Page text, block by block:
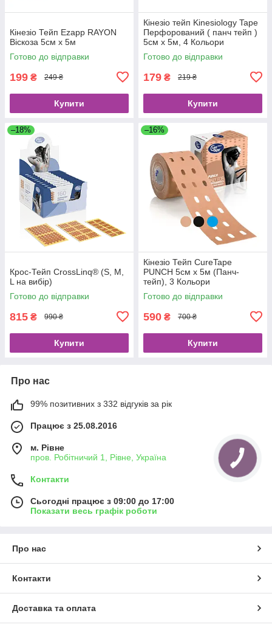
Кінезіо Тейп Ezapp RAYON
Віскоза 5см х 5м
Готово до відправки
199 ₴ 249 ₴
Купити
Кінезіо тейп Kinesiology Tape
Перфорований ( панч тейп )
5см х 5м, 4 Кольори
Готово до відправки
179 ₴ 219 ₴
Купити
–18%
Крос-Тейп CrossLinq® (S, M,
L на вибір)
Готово до відправки
815 ₴ 990 ₴
Купити
–16%
Кінезіо Тейп CureTape
PUNCH 5см х 5м (Панч-
тейп), 3 Кольори
Готово до відправки
590 ₴ 700 ₴
Купити
Про нас
99% позитивних з 332 відгуків за рік
Працює з 25.08.2016
м. Рівне
пров. Робітничий 1, Рівне, Україна
Контакти
Сьогодні працює з 09:00 до 17:00
Показати весь графік роботи
Про нас
Контакти
Доставка та оплата